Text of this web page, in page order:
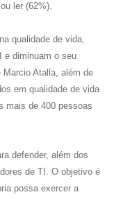
ler (62%).
qualidade de vida,
e diminuam o seu
Atalla, além de
em qualidade de vida
mais de 400 pessoas
defender, além dos
de TI. O objetivo é
possa exercer a